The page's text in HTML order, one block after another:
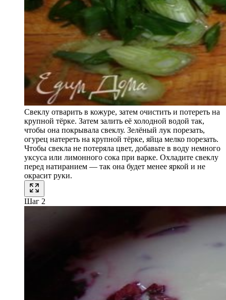
Свеклу отварить в кожуре, затем очистить и потереть на
крупной тёрке. Затем залить её холодной водой так,
чтобы она покрывала свеклу. Зелёный лук порезать,
огурец натереть на крупной тёрке, яйца мелко порезать.
Чтобы свекла не потеряла цвет, добавьте в воду немного
уксуса или лимонного сока при варке. Охладите свеклу
перед натиранием — так она будет менее яркой и не
окрасит руки.
Шаг 2